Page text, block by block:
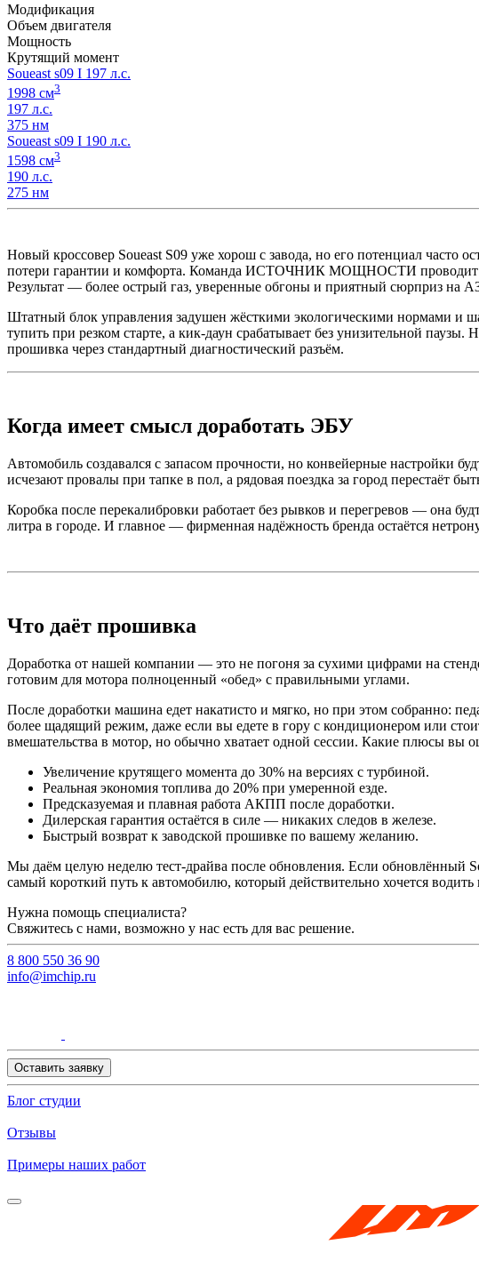
Модификация
Объем двигателя
Мощность
Крутящий момент
Soueast s09 I 197 л.с.
1998 см3
197 л.с.
375 нм
Soueast s09 I 190 л.с.
1598 см3
190 л.с.
275 нм
Новый кроссовер Soueast S09 уже хорош с завода, но его потенциал часто
потери гарантии и комфорта. Команда ИСТОЧНИК МОЩНОСТИ проводит
Результат — более острый газ, уверенные обгоны и приятный сюрприз на
Штатный блок управления задушен жёсткими экологическими нормами и
тупить при резком старте, а кик-даун срабатывает без унизительной
прошивка через стандартный диагностический разъём.
Когда имеет смысл доработать ЭБУ
Автомобиль создавался с запасом прочности, но конвейерные настройки
исчезают провалы при тапке в пол, а рядовая поездка за город перестаёт
Коробка после перекалибровки работает без рывков и перегревов — она
литра в городе. И главное — фирменная надёжность бренда остаётся
Что даёт прошивка
Доработка от нашей компании — это не погоня за сухими цифрами на
готовим для мотора полноценный «обед» с правильными углами.
После доработки машина едет накатисто и мягко, но при этом собранно:
более щадящий режим, даже если вы едете в гору с кондиционером или
вмешательства в мотор, но обычно хватает одной сессии. Какие плюсы вы
Увеличение крутящего момента до 30% на версиях с турбиной.
Реальная экономия топлива до 20% при умеренной езде.
Предсказуемая и плавная работа АКПП после доработки.
Дилерская гарантия остаётся в силе — никаких следов в железе.
Быстрый возврат к заводской прошивке по вашему желанию.
Мы даём целую неделю тест-драйва после обновления. Если обновлённый
самый короткий путь к автомобилю, который действительно хочется
Нужна помощь специалиста?
Свяжитесь с нами, возможно у нас есть для вас решение.
8 800 550 36 90
info@imchip.ru
Оставить заявку
Блог студии
Отзывы
Примеры наших работ